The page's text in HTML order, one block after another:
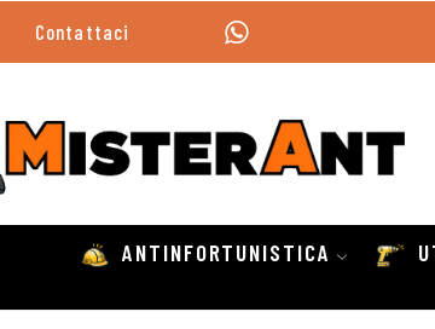
Contattaci
ANTINFORTUNISTICA